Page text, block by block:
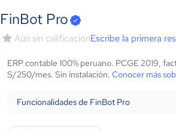
FinBot Pro
Aún sin calificaciónEscribe la primera
ERP contable 100% peruano. PCGE 2019,
S/250/mes. Sin instalación. Conocer más
Funcionalidades de FinBot Pro